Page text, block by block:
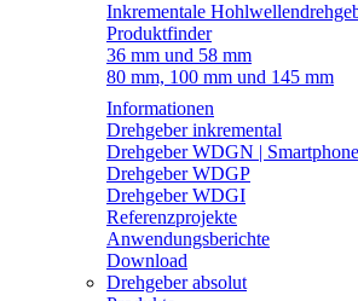
Inkrementale
Produktfinder
36 mm und 58 mm
80 mm, 100 mm und 145 mm
Informationen
Drehgeber inkremental
Drehgeber WDGN |
Drehgeber WDGP
Drehgeber WDGI
Referenzprojekte
Anwendungsberichte
Download
Drehgeber absolut